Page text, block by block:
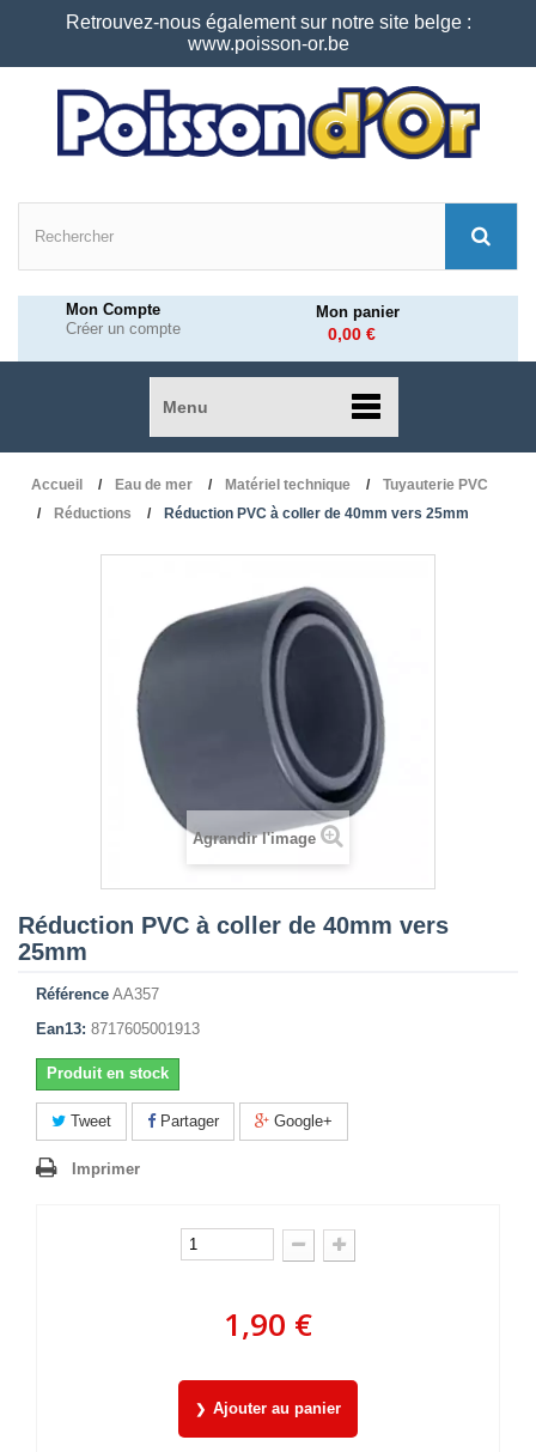
Retrouvez-nous également sur notre site belge :
www.poisson-or.be
Mon Compte
Créer un compte
Mon panier
0,00 €
Menu
Accueil Eau de mer Matériel technique
Tuyauterie PVC
Réductions
Réduction PVC à coller de 40mm vers 25mm
Agrandir l'image
Réduction PVC à coller de 40mm vers
25mm
Référence AA357
Ean13: 8717605001913
Produit en stock
Tweet Partager Google+
Imprimer
1,90 €
Ajouter au panier